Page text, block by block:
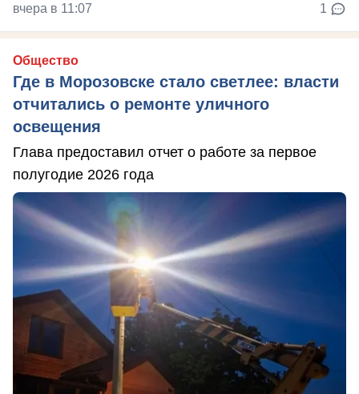
вчера в 11:07 1
Общество
Где в Морозовске стало светлее: власти
отчитались о ремонте уличного
освещения
Глава предоставил отчет о работе за первое
полугодие 2026 года